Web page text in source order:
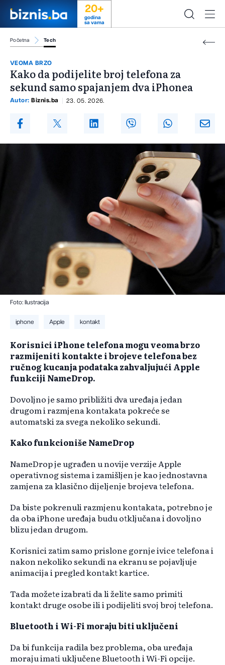
20+
godina
sa vama
Početna Tech
VEOMA BRZO
Kako da podijelite broj telefona za
sekund samo spajanjem dva iPhonea
Autor: Biznis.ba 23. 05. 2026.
Foto: Ilustracija
iphone Apple kontakt
Korisnici iPhone telefona mogu veoma brzo
razmijeniti kontakte i brojeve telefona bez
ručnog kucanja podataka zahvaljujući Apple
funkciji NameDrop.
Dovoljno je samo približiti dva uređaja jedan
drugom i razmjena kontakata pokreće se
automatski za svega nekoliko sekundi.
Kako funkcioniše NameDrop
NameDrop je ugrađen u novije verzije Apple
operativnog sistema i zamišljen je kao jednostavna
zamjena za klasično dijeljenje brojeva telefona.
Da biste pokrenuli razmjenu kontakata, potrebno je
da oba iPhone uređaja budu otključana i dovoljno
blizu jedan drugom.
Korisnici zatim samo prislone gornje ivice telefona i
nakon nekoliko sekundi na ekranu se pojavljuje
animacija i pregled kontakt kartice.
Tada možete izabrati da li želite samo primiti
kontakt druge osobe ili i podijeliti svoj broj telefona.
Bluetooth i Wi-Fi moraju biti uključeni
Da bi funkcija radila bez problema, oba uređaja
moraju imati uključene Bluetooth i Wi-Fi opcije.